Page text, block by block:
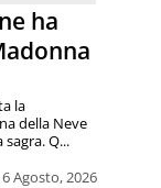
ha
Agosto, 2026
la
della Neve
Q...